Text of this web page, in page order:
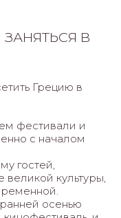
В
Грецию в
фестивали и
с началом
гостей,
культуры,
осенью